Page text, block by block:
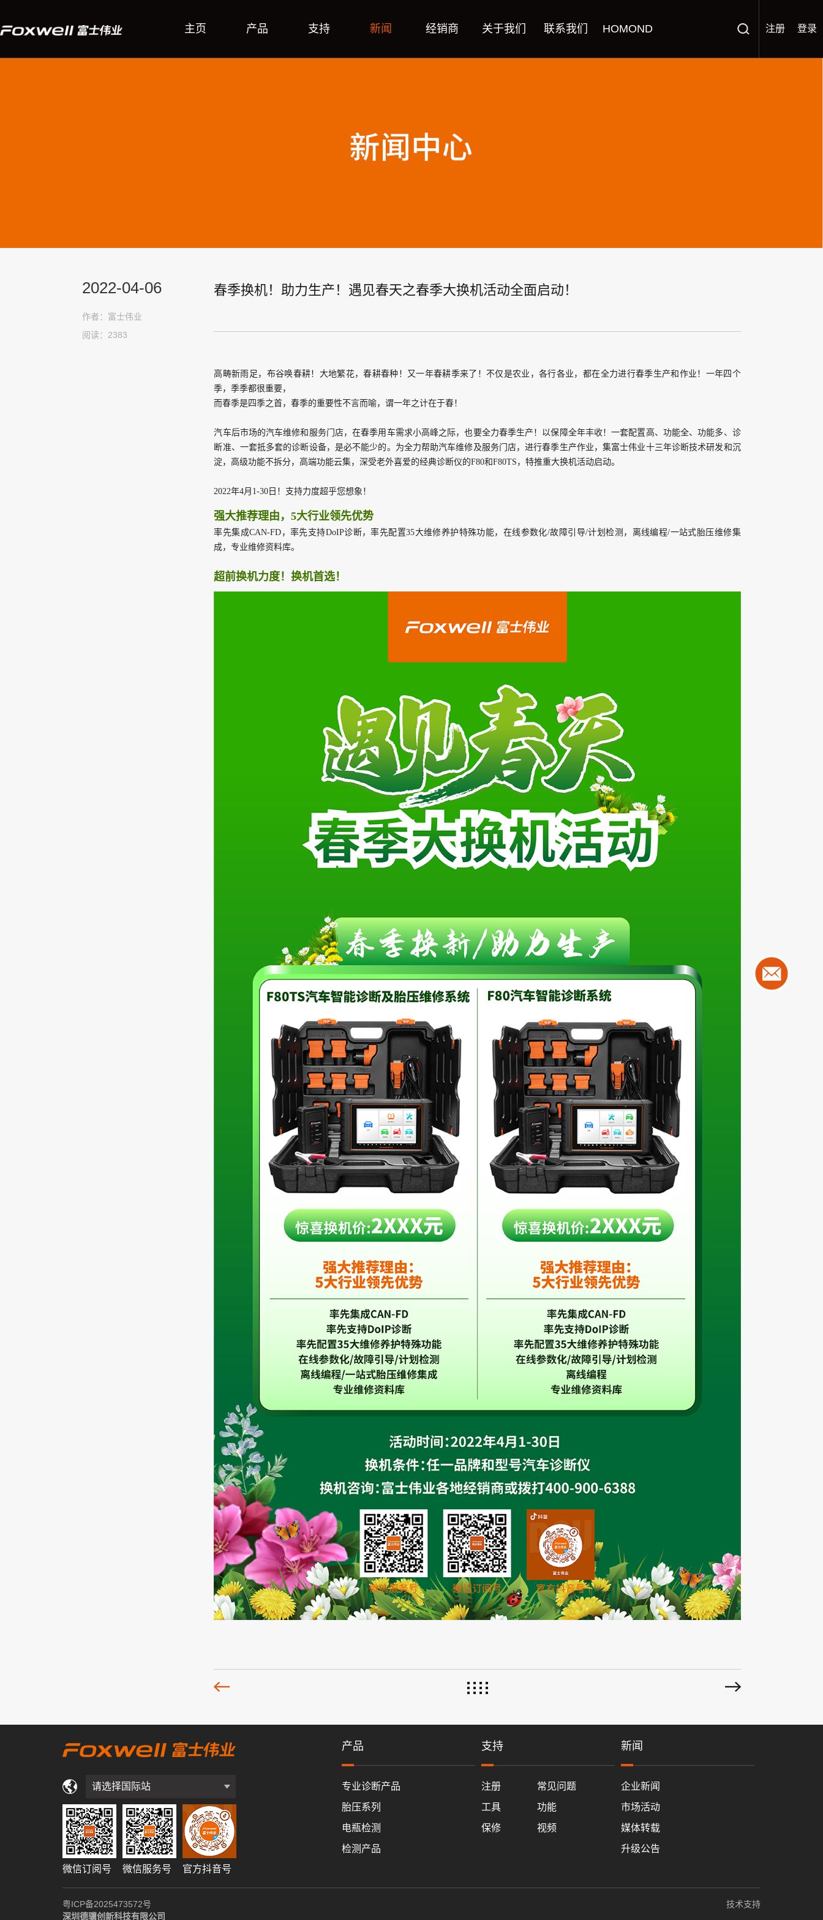
注册 登录
主页 产品 支持 新闻 经销商 关于我们 联系我们 HOMOND
2022-04-06
作者：富士伟业
阅读：2383
春季换机！助力生产！遇见春天之春季大换机活动全面启动！
高畴新雨足，布谷唤春耕！ 大地繁花，春耕春种！ 又一年春耕季来了！不仅是农业，各行各业， 都在全力进行春季生产和作业！ 一年四个
季，季季都很重要，
而春季是四季之首，春季的重要性不言而喻，谓一年之计在于春！
汽车后市场的汽车维修和服务门店，在春季用车需求小高峰之际，也要全力春季生产！ 以保障全年丰收！一套配置高、功能全、功能多、诊
断准、 一套抵多套的诊断设备，是必不能少的。 为全力帮助汽车维修及服务门店，进行春季生产作业，集富士伟业十三年诊断技术研发和沉
淀， 高级功能不拆分，高端功能云集，深受老外喜爱的经典诊断仪的F80和F80TS，特推重大换机活动启动。
2022年4月1-30日！支持力度超乎您想象！
强大推荐理由，5大行业领先优势
率先集成CAN-FD， 率先支持DoIP诊断，率先配置35大维修养护特殊功能， 在线参数化/故障引导/计划检测， 离线编程/一站式胎压维修集
成，专业维修资料库。
超前换机力度！换机首选！
请选择国际站
微信订阅号 微信服务号 官方抖音号
产品
专业诊断产品
胎压系列
电瓶检测
检测产品
支持
注册
工具
保修
常见问题
功能
视频
新闻
企业新闻
市场活动
媒体转载
升级公告
粤ICP备2025473572号
深圳德骥创新科技有限公司
技术支持